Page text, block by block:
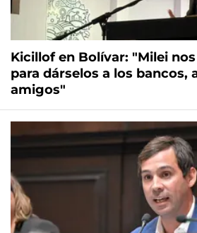
Kicillof en Bolívar: "Milei
para dárselos a los bancos,
amigos"